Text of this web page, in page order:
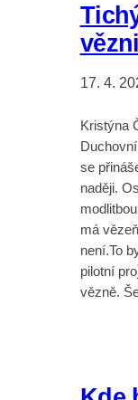
17. 4.
Kristýna
se
naději.
má
není.To
pilotní
vězně.